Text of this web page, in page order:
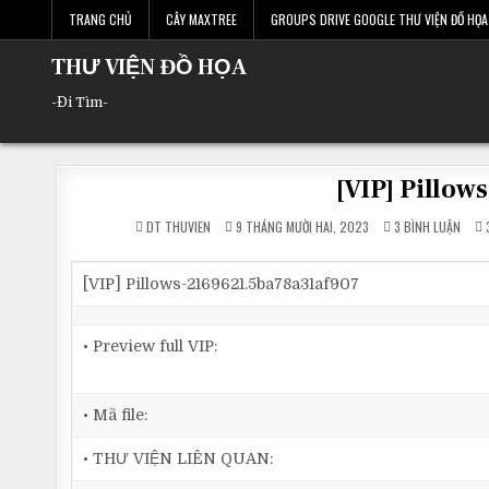
TRANG CHỦ CÂY MAXTREE GROUPS DRIVE GOOGLE THƯ VIỆN ĐỒ
THƯ VIỆN ĐỒ HỌA
-Đi Tìm-
[VIP]
DT THUVIEN 9 THÁNG MƯỜI HAI, 2023 3 BÌNH LUẬNỞ
[VIP]
[VIP] Pillows-2169621.5ba78a31af907
• Preview full VIP:
• Mã file:
• THƯ VIỆN LIÊN QUAN: